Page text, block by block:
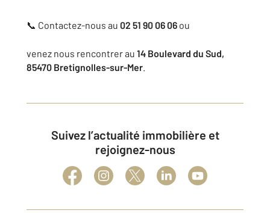
📞 Contactez-nous au 02 51 90 06 06 ou
venez nous rencontrer au 14 Boulevard du Sud,
85470 Bretignolles-sur-Mer.
Suivez l’actualité immobilière et
rejoignez-nous